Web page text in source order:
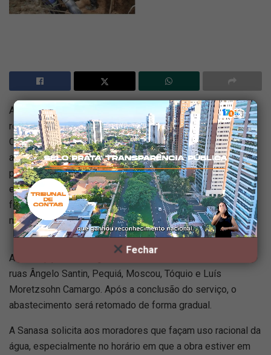
Fechar
A Sanasa, empresa de economia mista
responsável pelo saneamento de
Campinas, vai realizar obras para interligar
a nova rede de água no Jardim Santana, no
próximo dia 21. Para que o serviço seja
executado, será necessário interromper o
fornecimento de água das 8h até, no
máximo, 17h.
A interrupção vai atingir os imóveis localizados entre as
ruas Ângelo Santin, Pequiá, Moscou, Tóquio e Luís
Moretzsohn Camargo. Após a conclusão do serviço, o
abastecimento será retomado de forma gradual.
A Sanasa solicita aos moradores que façam uso racional da
água, especialmente no horário em que a obra estiver em